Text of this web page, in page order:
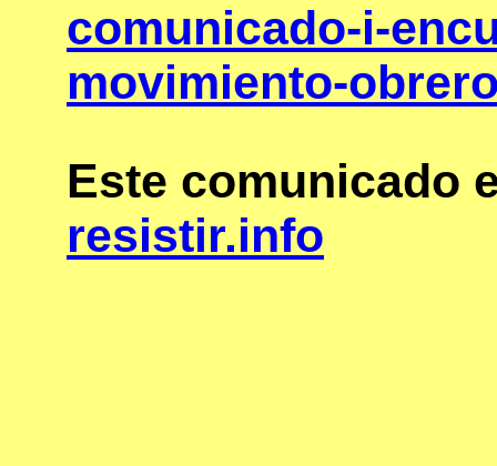
comunicado-i-
movimiento-
Este comunicado
resistir.info